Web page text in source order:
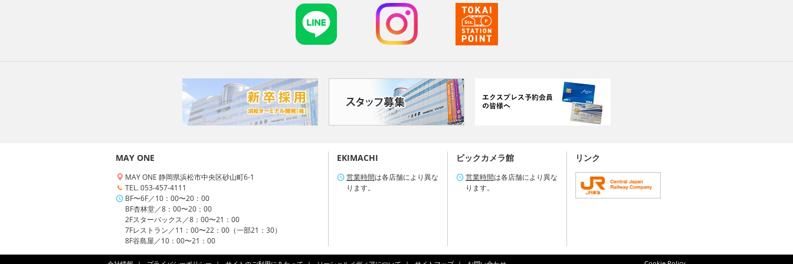
MAY ONE
MAY ONE 静岡県浜松市中央区砂山町6-1
TEL. 053-457-4111
BF〜6F／10：00〜20：00
BF杏林堂／8：00〜20：00
2Fスターバックス／8：00〜21：00
7Fレストラン／11：00〜22：00（一部21：30）
8F谷島屋／10：00〜21：00
EKIMACHI
営業時間は各店舗により異な
ります。
ビックカメラ館
営業時間は各店舗により異な
ります。
リンク